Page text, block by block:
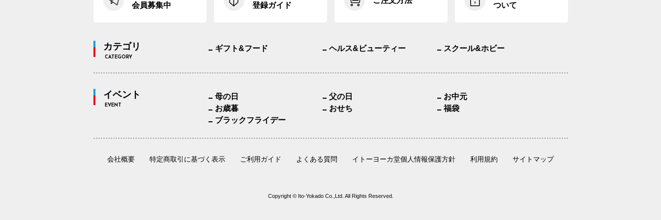
会員募集中 登録ガイド ついて
カテゴリ
CATEGORY
ギフト&フード ヘルス&ビューティー スクール&ホビー
イベント
EVENT
母の日 父の日
お中元
お歳暮
おせち
福袋
ブラックフライデー
会社概要 特定商取引に基づく表示 ご利用ガイド よくある質問 イトーヨーカ堂個人情報保護方針 利用規約 サイトマップ
Copyright © Ito-Yokado Co.,Ltd. All Rights Reserved.